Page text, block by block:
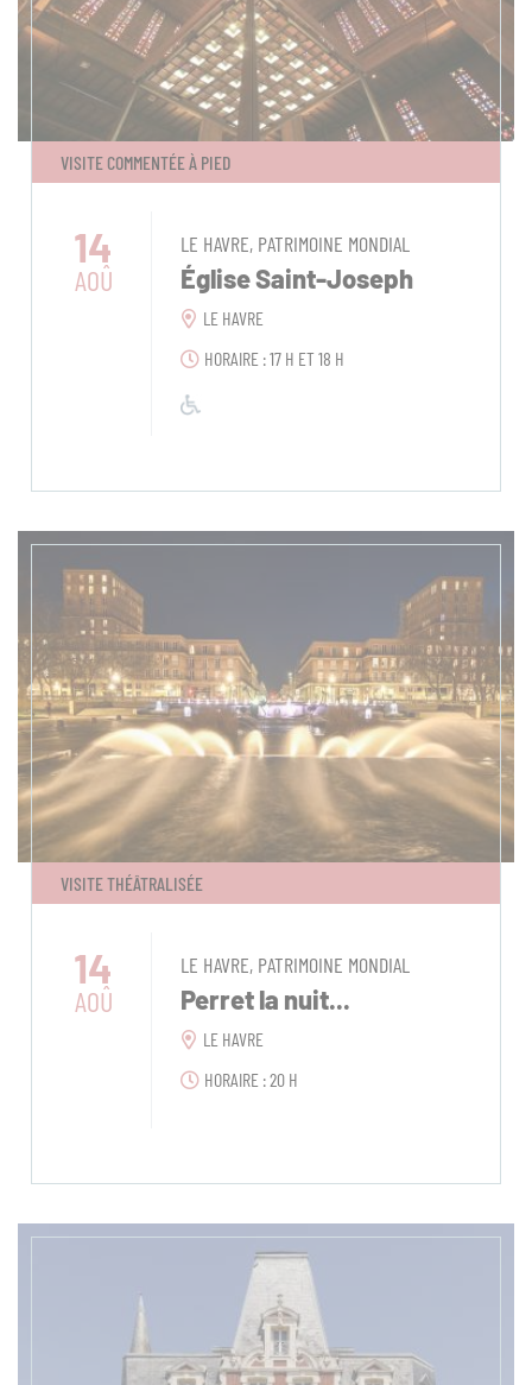
VISITE COMMENTÉE À PIED
14
AOÛ
LE HAVRE, PATRIMOINE MONDIAL
Église Saint-Joseph
LE HAVRE
HORAIRE : 17 H ET 18 H
VISITE THÉÂTRALISÉE
14
AOÛ
LE HAVRE, PATRIMOINE MONDIAL
Perret la nuit...
LE HAVRE
HORAIRE : 20 H